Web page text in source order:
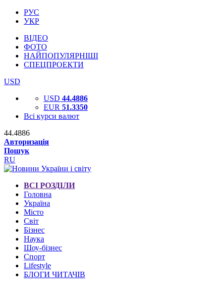
РУС
УКР
ВІДЕО
ФОТО
НАЙПОПУЛЯРНІШІ
СПЕЦПРОЕКТИ
USD
USD 44.4886
EUR 51.3350
Всі курси валют
44.4886
Авторизація
Пошук
RU
ВСІ РОЗДІЛИ
Головна
Україна
Місто
Світ
Бізнес
Наука
Шоу-бізнес
Спорт
Lifestyle
БЛОГИ ЧИТАЧІВ